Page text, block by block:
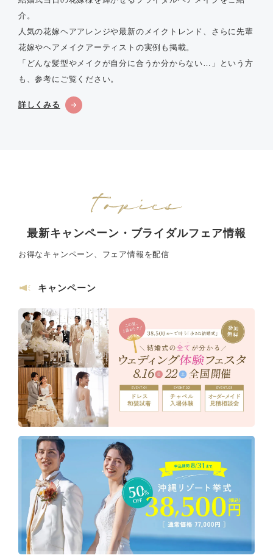
介。
人気の花嫁ヘアアレンジや最新のメイクトレンド、さらに先輩
花嫁やヘアメイクアーティストの実例も掲載。
「どんな髪型やメイクが自分に合うか分からない…」という方
も、参考にご覧ください。
詳しくみる
最新キャンペーン・ブライダルフェア情報
お得なキャンペーン、フェア情報を配信
キャンペーン